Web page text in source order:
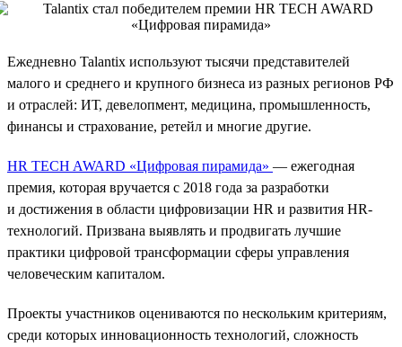
Ежедневно Talantix используют тысячи представителей
малого и среднего и крупного бизнеса из разных регионов РФ
и отраслей: ИТ, девелопмент, медицина, промышленность,
финансы и страхование, ретейл и многие другие.
HR TECH AWARD «Цифровая пирамида» — ежегодная
премия, которая вручается с 2018 года за разработки
и достижения в области цифровизации HR и развития HR-
технологий. Призвана выявлять и продвигать лучшие
практики цифровой трансформации сферы управления
человеческим капиталом.
Проекты участников оцениваются по нескольким критериям,
среди которых инновационность технологий, сложность